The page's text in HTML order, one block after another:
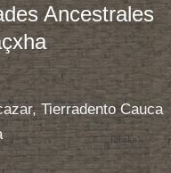
Ancestrales
Tierradento Cauca